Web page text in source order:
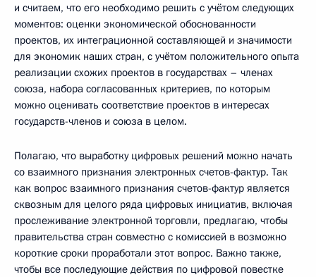
и считаем, что его необходимо решить с учётом следующих
моментов: оценки экономической обоснованности
проектов, их интеграционной составляющей и значимости
для экономик наших стран, с учётом положительного опыта
реализации схожих проектов в государствах – членах
союза, набора согласованных критериев, по которым
можно оценивать соответствие проектов в интересах
государств-членов и союза в целом.
Полагаю, что выработку цифровых решений можно начать
со взаимного признания электронных счетов-фактур. Так
как вопрос взаимного признания счетов-фактур является
сквозным для целого ряда цифровых инициатив, включая
прослеживание электронной торговли, предлагаю, чтобы
правительства стран совместно с комиссией в возможно
короткие сроки проработали этот вопрос. Важно также,
чтобы все последующие действия по цифровой повестке